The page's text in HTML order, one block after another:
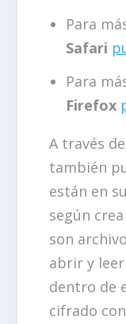
Para
Safari
Para
Firefox
A través
también
están en
según
son
abrir y
dentro de
cifrado